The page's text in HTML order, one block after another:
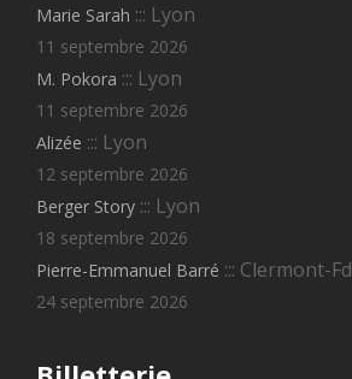
Marie Sarah ::: Lyon
11 septembre 2026
M. Pokora ::: Lyon
11 septembre 2026
Alizée ::: Lyon
12 septembre 2026
Berger Story ::: Lyon
18 septembre 2026
Pierre-Emmanuel Barré ::: Clermont-Fd
24 septembre 2026